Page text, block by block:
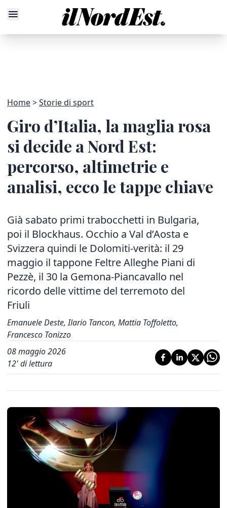
Home Storie di sport
Giro d’Italia, la maglia rosa
si decide a Nord Est:
percorso, altimetrie e
analisi, ecco le tappe chiave
Già sabato primi trabocchetti in Bulgaria,
poi il Blockhaus. Occhio a Val d’Aosta e
Svizzera quindi le Dolomiti-verità: il 29
maggio il tappone Feltre Alleghe Piani di
Pezzè, il 30 la Gemona-Piancavallo nel
ricordo delle vittime del terremoto del
Friuli
Emanuele Deste, Ilario Tancon, Mattia Toffoletto,
Francesco Tonizzo
08 maggio 2026
12' di lettura